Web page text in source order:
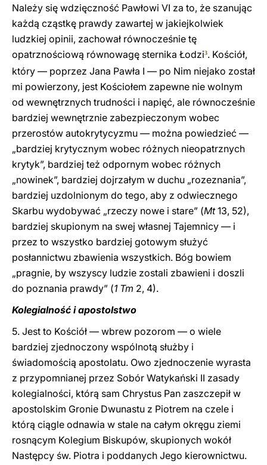
Należy się wdzięczność Pawłowi VI za to, że szanując
każdą cząstkę prawdy zawartej w jakiejkolwiek
ludzkiej opinii, zachował równocześnie tę
opatrznościową równowagę sternika Łodzi3. Kościół,
który — poprzez Jana Pawła I — po Nim niejako został
mi powierzony, jest Kościołem zapewne nie wolnym
od wewnętrznych trudności i napięć, ale równocześnie
bardziej wewnętrznie zabezpieczonym wobec
przerostów autokrytycyzmu — można powiedzieć —
„bardziej krytycznym wobec różnych nieopatrznych
krytyk”, bardziej też odpornym wobec różnych
„nowinek”, bardziej dojrzałym w duchu „rozeznania”,
bardziej uzdolnionym do tego, aby z odwiecznego
Skarbu wydobywać „rzeczy nowe i stare” (Mt13, 52),
bardziej skupionym na swej własnej Tajemnicy — i
przez to wszystko bardziej gotowym służyć
posłannictwu zbawienia wszystkich. Bóg bowiem
„pragnie, by wszyscy ludzie zostali zbawieni i doszli
do poznania prawdy” (1 Tm 2, 4).
Kolegialność i apostolstwo
5. Jest to Kościół — wbrew pozorom — o wiele
bardziej zjednoczony wspólnotą służby i
świadomością apostolatu. Owo zjednoczenie wyrasta
z przypomnianej przez Sobór Watykański II zasady
kolegialności, którą sam Chrystus Pan zaszczepił w
apostolskim Gronie Dwunastu z Piotrem na czele i
którą ciągle odnawia w stale na całym okręgu ziemi
rosnącym Kolegium Biskupów, skupionych wokół
Następcy św. Piotra i poddanych Jego kierownictwu.